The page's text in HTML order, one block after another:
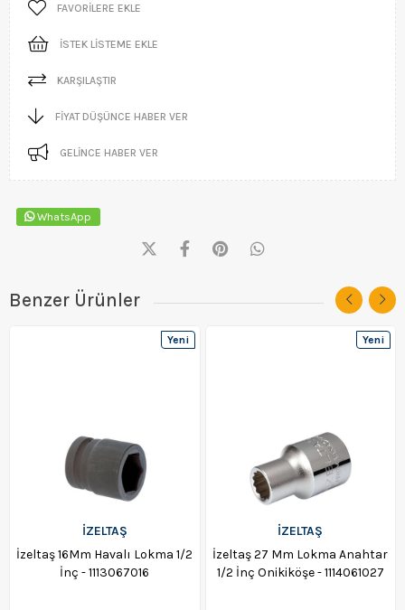
FAVORILERE EKLE
İSTEK LISTEME EKLE
KARŞILAŞTIR
FIYAT DÜŞÜNCE HABER VER
GELINCE HABER VER
WhatsApp
Benzer Ürünler
İZELTAŞ
İzeltaş 16Mm Havalı Lokma 1/2
İnç - 1113067016
Yeni
İZELTAŞ
İzeltaş 27 Mm Lokma Anahtar
1/2 İnç Onikiköşe - 1114061027
Yeni